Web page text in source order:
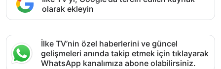
olarak ekleyin
İlke TV’nin özel haberlerini ve güncel
gelişmeleri anında takip etmek için tıklayarak
WhatsApp kanalımıza abone olabilirsiniz.